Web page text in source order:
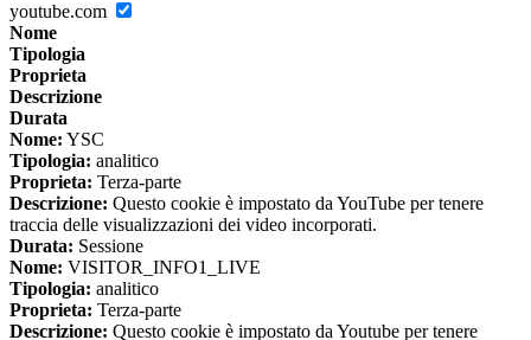
youtube.com
Nome
Tipologia
Proprieta
Descrizione
Durata
Nome: YSC
Tipologia: analitico
Proprieta: Terza-parte
Descrizione: Questo cookie è impostato da YouTube per tenere
traccia delle visualizzazioni dei video incorporati.
Durata: Sessione
Nome: VISITOR_INFO1_LIVE
Tipologia: analitico
Proprieta: Terza-parte
Descrizione: Questo cookie è impostato da Youtube per tenere